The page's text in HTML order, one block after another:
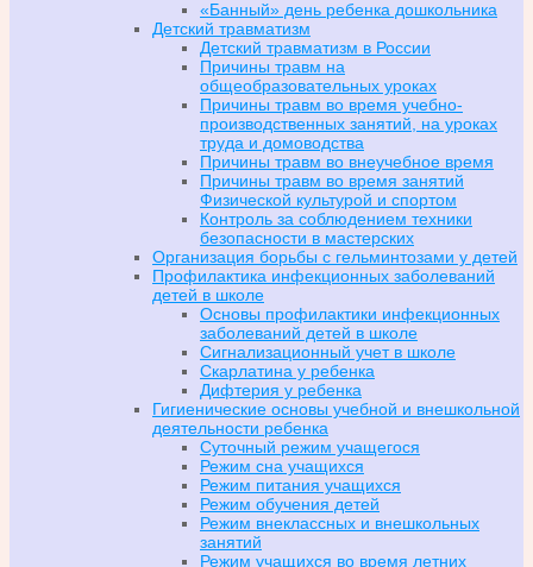
«Банный» день ребенка дошкольника
Детский травматизм
Детский травматизм в России
Причины травм на
общеобразовательных уроках
Причины травм во время учебно-
производственных занятий, на уроках
труда и домоводства
Причины травм во внеучебное время
Причины травм во время занятий
Физической культурой и спортом
Контроль за соблюдением техники
безопасности в мастерских
Организация борьбы с гельминтозами у детей
Профилактика инфекционных заболеваний
детей в школе
Основы профилактики инфекционных
заболеваний детей в школе
Сигнализационный учет в школе
Скарлатина у ребенка
Дифтерия у ребенка
Гигиенические основы учебной и внешкольной
деятельности ребенка
Суточный режим учащегося
Режим сна учащихся
Режим питания учащихся
Режим обучения детей
Режим внеклассных и внешкольных
занятий
Режим учащихся во время летних